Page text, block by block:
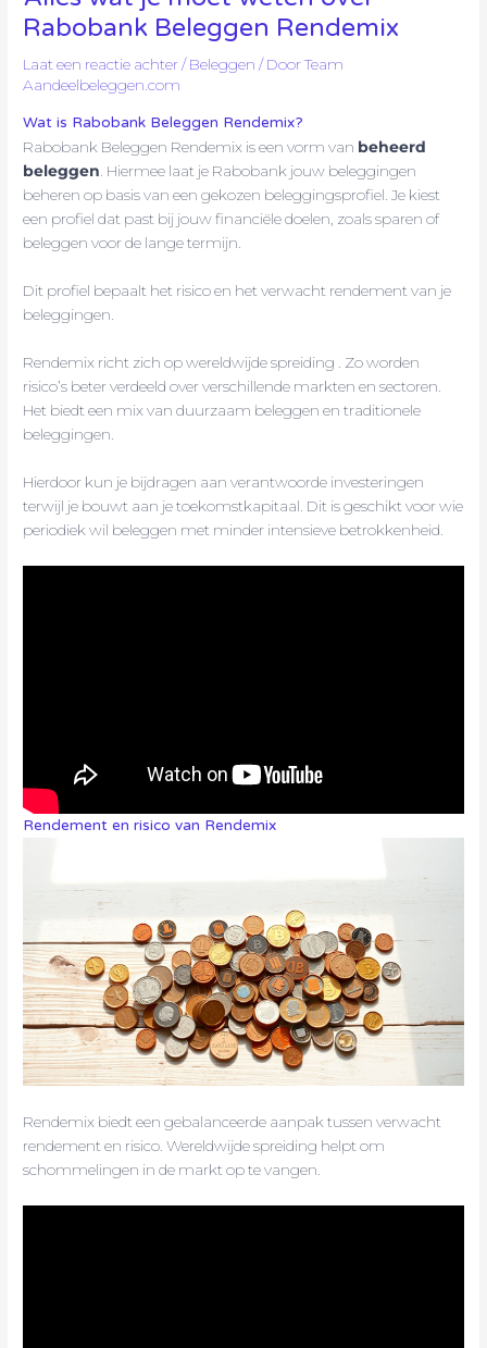
Rabobank Beleggen Rendemix
Laat een reactie achter/Beleggen / DoorTeam
Aandeelbeleggen.com
Wat is Rabobank Beleggen Rendemix?
Rabobank Beleggen Rendemix is een vorm van beheerd
beleggen . Hiermee laat je Rabobank jouw beleggingen
beheren op basis van een gekozen beleggingsprofiel. Je kiest
een profiel dat past bij jouw financiële doelen, zoals sparen of
beleggen voor de lange termijn.
Dit profiel bepaalt het risico en het verwacht rendement van je
beleggingen.
Rendemix richt zich op wereldwijde spreiding . Zo worden
risico’s beter verdeeld over verschillende markten en sectoren.
Het biedt een mix van duurzaam beleggen en traditionele
beleggingen.
Hierdoor kun je bijdragen aan verantwoorde investeringen
terwijl je bouwt aan je toekomstkapitaal. Dit is geschikt voor wie
periodiek wil beleggen met minder intensieve betrokkenheid.
Rendement en risico van Rendemix
Rendemix biedt een gebalanceerde aanpak tussen verwacht
rendement en risico. Wereldwijde spreiding helpt om
schommelingen in de markt op te vangen.